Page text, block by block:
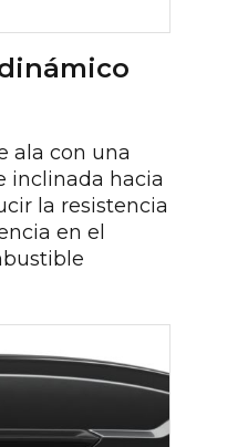
ala con una
inclinada hacia
la resistencia
en el